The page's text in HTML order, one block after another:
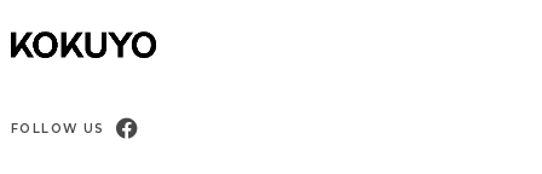
FOLLOW US